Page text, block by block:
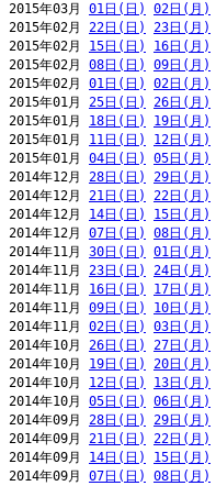
2015年03月 01日(日) 02日(月)
2015年02月 22日(日) 23日(月)
2015年02月 15日(日) 16日(月)
2015年02月 08日(日) 09日(月)
2015年02月 01日(日) 02日(月)
2015年01月 25日(日) 26日(月)
2015年01月 18日(日) 19日(月)
2015年01月 11日(日) 12日(月)
2015年01月 04日(日) 05日(月)
2014年12月 28日(日) 29日(月)
2014年12月 21日(日) 22日(月)
2014年12月 14日(日) 15日(月)
2014年12月 07日(日) 08日(月)
2014年11月 30日(日) 01日(月)
2014年11月 23日(日) 24日(月)
2014年11月 16日(日) 17日(月)
2014年11月 09日(日) 10日(月)
2014年11月 02日(日) 03日(月)
2014年10月 26日(日) 27日(月)
2014年10月 19日(日) 20日(月)
2014年10月 12日(日) 13日(月)
2014年10月 05日(日) 06日(月)
2014年09月 28日(日) 29日(月)
2014年09月 21日(日) 22日(月)
2014年09月 14日(日) 15日(月)
2014年09月 07日(日) 08日(月)